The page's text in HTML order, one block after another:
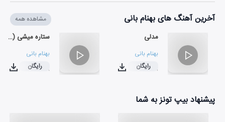
آخرین آهنگ های بهنام بانی مشاهده همه
مدلی
بهنام بانی
۰۶:۱۱رایگان
ستاره میشی (ورژن اسلو)
بهنام بانی
۰۴:۱۸رایگان
پیشنهاد بیپ تونز به شما